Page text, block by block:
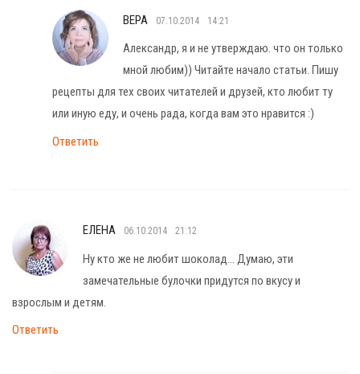
ВЕРА 07.10.2014 14:21
Александр, я и не утверждаю. что он только
мной любим)) Читайте начало статьи. Пишу
рецепты для тех своих читателей и друзей, кто любит ту
или иную еду, и очень рада, когда вам это нравится :)
Ответить
ЕЛЕНА 06.10.2014 21:12
Ну кто же не любит шоколад… Думаю, эти
замечательные булочки придутся по вкусу и
взрослым и детям.
Ответить